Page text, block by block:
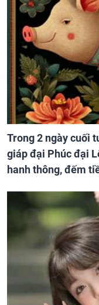
Trong 2 ngày cuối
giáp đại Phúc đại
hanh thông, đếm